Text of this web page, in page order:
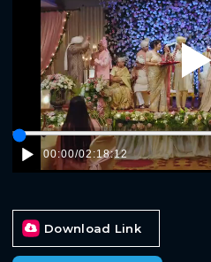
00:00/02:18:12
Download Link